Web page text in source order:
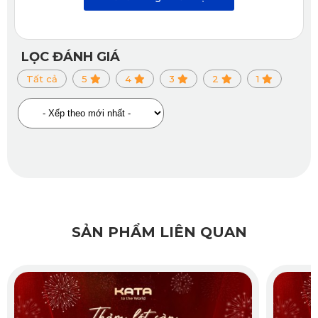
ngăn ngừa sự hình thành của nấm mốc và mùi hôi khó
duy trì một môi trường sạch sẽ và thoải mái cho người
dùng.
LỌC ĐÁNH GIÁ
Tất cả 5 4 3 2 1
SẢN PHẨM LIÊN QUAN